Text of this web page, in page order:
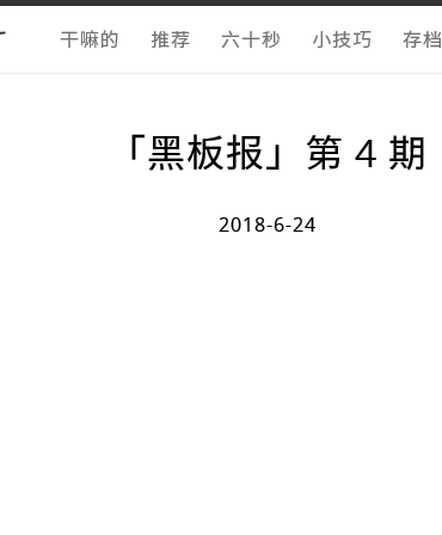
干嘛的 推荐 六十秒 小技巧 存档
「黑板报」第 4 期
2018-6-24